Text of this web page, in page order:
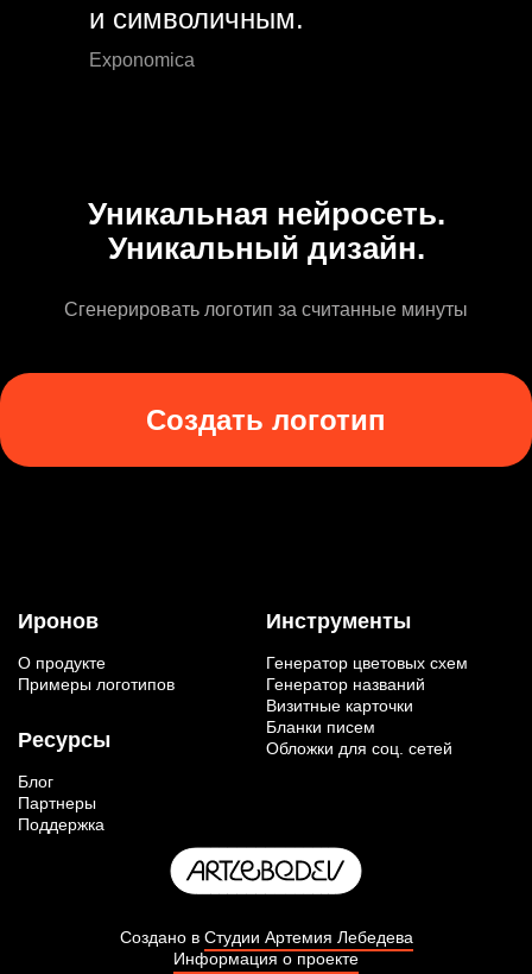
и символичным.
Exponomica
Уникальная нейросеть.
Уникальный дизайн.
Сгенерировать логотип за считанные минуты
Создать логотип
Иронов
О продукте
Примеры логотипов
Ресурсы
Блог
Партнеры
Поддержка
Инструменты
Генератор цветовых схем
Генератор названий
Визитные карточки
Бланки писем
Обложки для соц. сетей
Создано в Студии Артемия Лебедева
Информация о проекте